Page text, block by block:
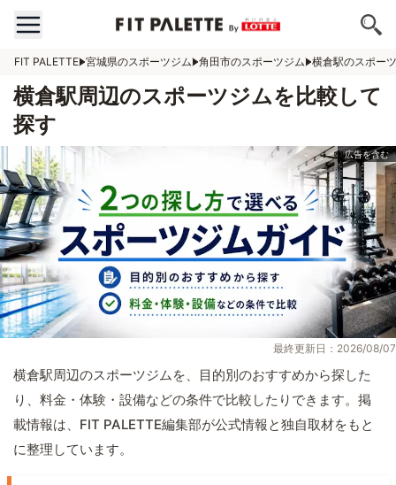
FIT PALETTE 宮城県のスポーツジム 角田市のスポーツジム 横倉駅のスポー
横倉駅周辺のスポーツジムを比較して
探す
最終更新日：2026/08/07
横倉駅周辺のスポーツジムを、目的別のおすすめから探した
り、料金・体験・設備などの条件で比較したりできます。掲
載情報は、FIT PALETTE編集部が公式情報と独自取材をもと
に整理しています。